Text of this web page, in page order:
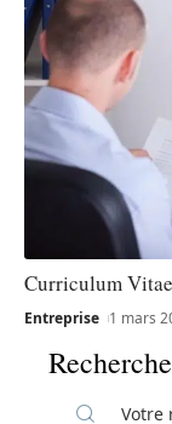
Curriculum
Entreprise 1 mars
Recherche